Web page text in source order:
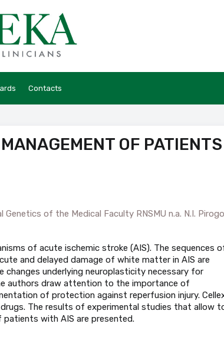
Contacts
OF PATIENTS
of the Medical Faculty RNSMU n.a. N.I.
of acute ischemic stroke (AIS). The sequences
and delayed damage of white matter in AIS are
changes underlying neuroplasticity necessary for
authors draw attention to the importance of
of protection against reperfusion injury.
The results of experimental studies that allow
with AIS are presented.